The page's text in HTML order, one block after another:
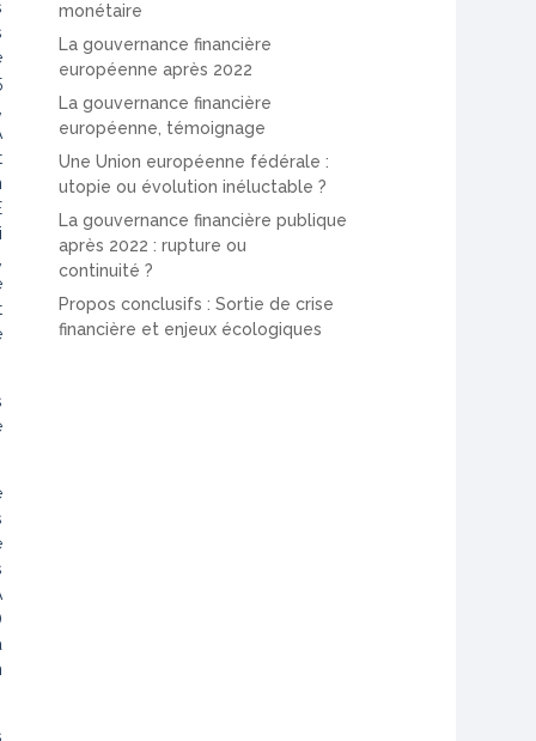
monétaire
La gouvernance financière
européenne après 2022
La gouvernance financière
européenne, témoignage
Une Union européenne fédérale :
utopie ou évolution inéluctable ?
La gouvernance financière publique
après 2022 : rupture ou
continuité ?
Propos conclusifs : Sortie de crise
financière et enjeux écologiques